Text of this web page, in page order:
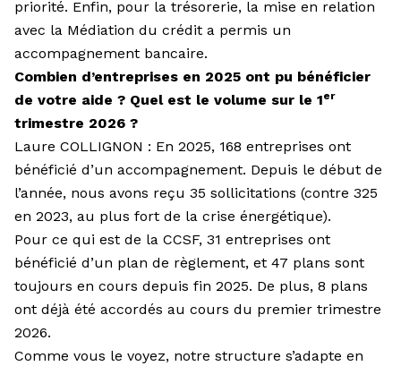
priorité. Enfin, pour la trésorerie, la mise en relation
avec la Médiation du crédit a permis un
accompagnement bancaire.
Combien d’entreprises en 2025 ont pu bénéficier
de votre aide ? Quel est le volume sur le 1er
trimestre 2026 ?
Laure COLLIGNON : En 2025, 168 entreprises ont
bénéficié d’un ac­compagnement. Depuis le début de
l’année, nous avons reçu 35 sol­licitations (contre 325
en 2023, au plus fort de la crise énergétique).
Pour ce qui est de la CCSF, 31 entreprises ont
bénéficié d’un plan de règlement, et 47 plans sont
toujours en cours depuis fin 2025. De plus, 8 plans
ont déjà été accordés au cours du premier trimestre
2026.
Comme vous le voyez, notre structure s’adapte en